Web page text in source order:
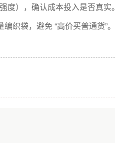
），确认成本投入是否真实。
织袋，避免 “高价买普通货”。